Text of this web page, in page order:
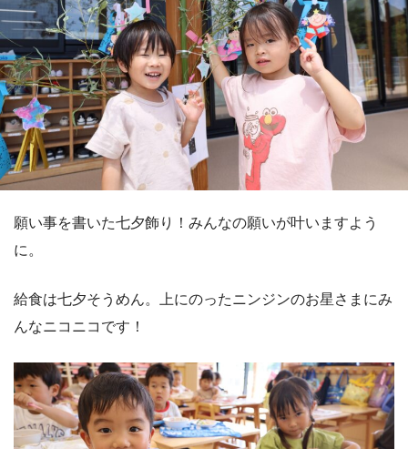
願い事を書いた七夕飾り！みんなの願いが叶いますよう
に。
給食は七夕そうめん。上にのったニンジンのお星さまにみ
んなニコニコです！